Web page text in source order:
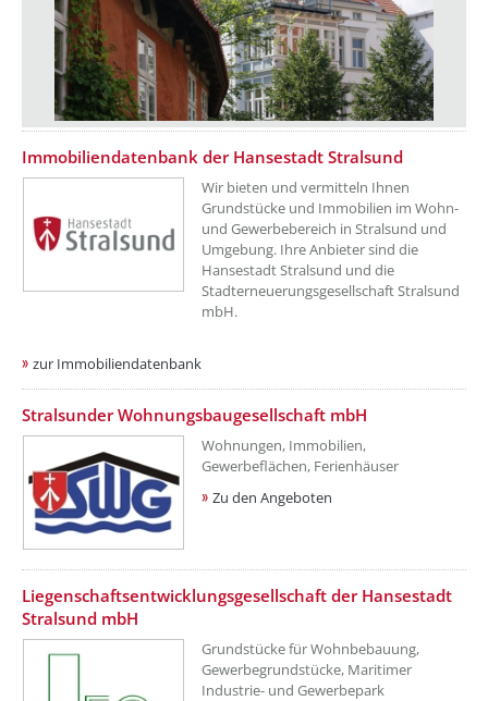
Immobiliendatenbank der Hansestadt Stralsund
Wir bieten und vermitteln Ihnen
Grundstücke und Immobilien im Wohn-
und Gewerbebereich in Stralsund und
Umgebung. Ihre Anbieter sind die
Hansestadt Stralsund und die
Stadterneuerungsgesellschaft Stralsund
mbH.
zur Immobiliendatenbank
Stralsunder Wohnungsbaugesellschaft mbH
Wohnungen, Immobilien,
Gewerbeflächen, Ferienhäuser
Zu den Angeboten
Liegenschaftsentwicklungsgesellschaft der Hansestadt
Stralsund mbH
Grundstücke für Wohnbebauung,
Gewerbegrundstücke, Maritimer
Industrie- und Gewerbepark